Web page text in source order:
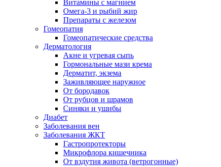
Витамины с магнием
Омега-3 и рыбий жир
Препараты с железом
Гомеопатия
Гомеопатические средства
Дерматология
Акне и угревая сыпь
Гормональные мази крема
Дерматит, экзема
Заживляющее наружное
От бородавок
От рубцов и шрамов
Синяки и ушибы
Диабет
Заболевания вен
Заболевания ЖКТ
Гастропротекторы
Микрофлора кишечника
От вздутия живота (ветрогонные)